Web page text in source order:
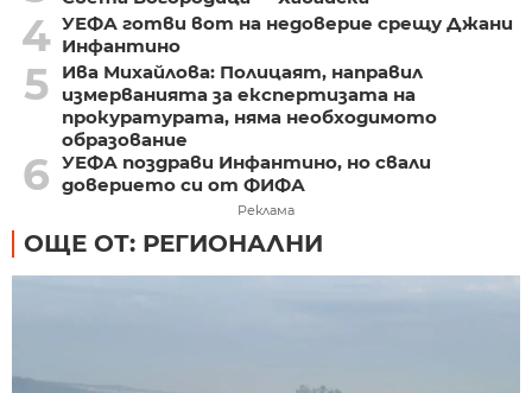
4 УЕФА готви вот на недоверие срещу Джани
Инфантино
5
Ива Михайлова: Полицаят, направил
измерванията за експертизата на
прокуратурата, няма необходимото
образование
6 УЕФА поздрави Инфантино, но свали
доверието си от ФИФА
Реклама
ОЩЕ ОТ: РЕГИОНАЛНИ